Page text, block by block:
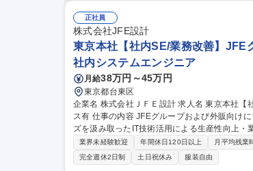
立案 ■社内ポータルやホームページの企画と
務ではなく、今後課題発見から企画立案と実行
集職種 【総務/安全衛生等】雪印メグミルクグ
正社員
株式会社JFE設計
東京本社【社内SE/業務改善】JFE
社内システムエンジニア
月給38万円～45万円
東京都台東区
企業名 株式会社ＪＦＥ設計 求人名 東京本社【社内SE/業務改善】JFEグループ/転勤無/残業10H以下/在宅フレック
ス有 仕事の内容 JFEグループおよび外販向けにプラント・建築設計を手掛ける同社において、各現場部門のニー
ズを汲み取ったIT技術活用による生産性向上
お任せ。 各現場（土木・建築・機械設計部門等）からのIT活用のニーズの具現化が主なミッションです。RPA化
やAI活用など、業務への具体的な導入・実装を
よび推進までを、スキルに応じてお任せしま
業界未経験歓迎 年間休日120日以上 月平均残業
完全週休2日制
土日祝休み 服装自由